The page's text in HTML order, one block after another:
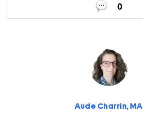
0
Aude Charrin, MA